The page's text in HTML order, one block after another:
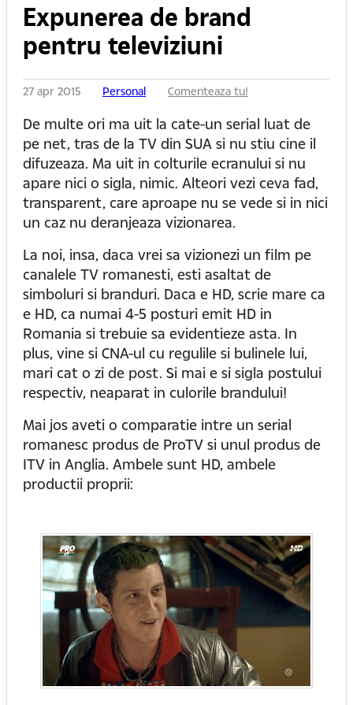
Expunerea de brand
pentru televiziuni
27 apr 2015 Personal Comenteaza tu!
De multe ori ma uit la cate-un serial luat de
pe net, tras de la TV din SUA si nu stiu cine il
difuzeaza. Ma uit in colturile ecranului si nu
apare nici o sigla, nimic. Alteori vezi ceva fad,
transparent, care aproape nu se vede si in nici
un caz nu deranjeaza vizionarea.
La noi, insa, daca vrei sa vizionezi un film pe
canalele TV romanesti, esti asaltat de
simboluri si branduri. Daca e HD, scrie mare ca
e HD, ca numai 4-5 posturi emit HD in
Romania si trebuie sa evidentieze asta. In
plus, vine si CNA-ul cu regulile si bulinele lui,
mari cat o zi de post. Si mai e si sigla postului
respectiv, neaparat in culorile brandului!
Mai jos aveti o comparatie intre un serial
romanesc produs de ProTV si unul produs de
ITV in Anglia. Ambele sunt HD, ambele
productii proprii: